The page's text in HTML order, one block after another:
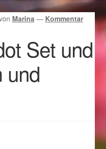
2023
Marina — Kommentar
Set und
und